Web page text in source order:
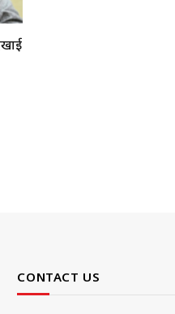
CONTACT US